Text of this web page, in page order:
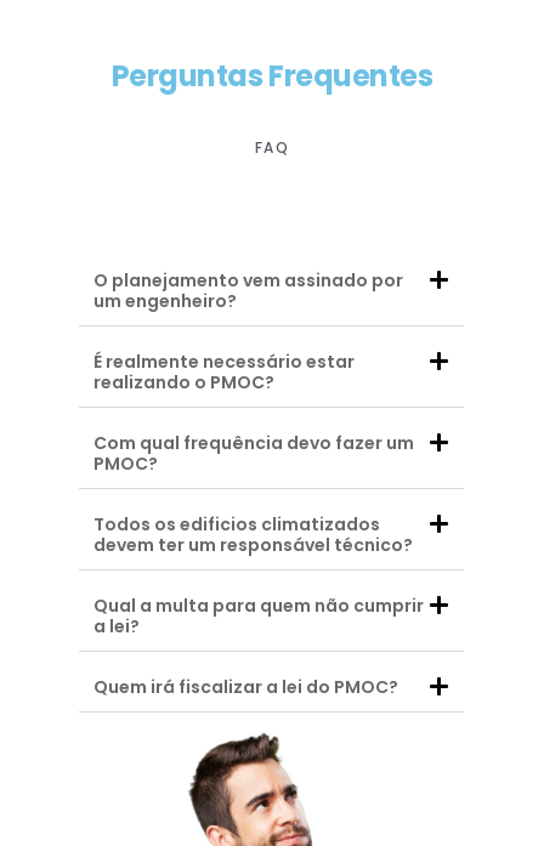
Perguntas Frequentes
FAQ
O planejamento vem assinado por
um engenheiro?
É realmente necessário estar
realizando o PMOC?
Com qual frequência devo fazer um
PMOC?
Todos os edificios climatizados
devem ter um responsável técnico?
Qual a multa para quem não cumprir
a lei?
Quem irá fiscalizar a lei do PMOC?